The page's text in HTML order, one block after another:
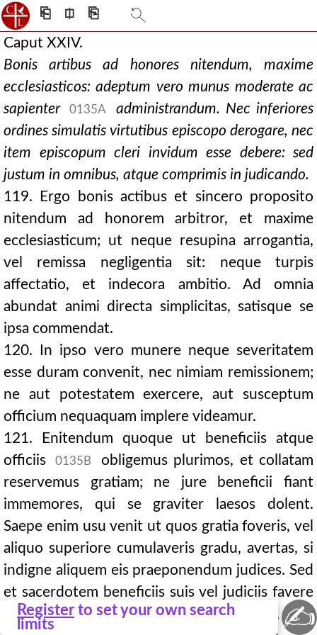
⎗ ⎅ ⎘
Register to set your own search
limits
Caput XXIV.
Bonis artibus ad honores nitendum, maxime
ecclesiasticos: adeptum vero munus moderate ac
sapienter
0135A
administrandum. Nec inferiores
ordines simulatis virtutibus episcopo derogare, nec
item episcopum cleri invidum esse debere: sed
justum in omnibus, atque comprimis in judicando.
119. Ergo bonis actibus et sincero proposito
nitendum ad honorem arbitror, et maxime
ecclesiasticum; ut neque resupina arrogantia,
vel remissa negligentia sit: neque turpis
affectatio, et indecora ambitio. Ad omnia
abundat animi directa simplicitas, satisque se
ipsa commendat.
120. In ipso vero munere neque severitatem
esse duram convenit, nec nimiam remissionem;
ne aut potestatem exercere, aut susceptum
officium nequaquam implere videamur.
121. Enitendum quoque ut beneficiis atque
officiis
0135B
obligemus plurimos, et collatam
reservemus gratiam; ne jure beneficii fiant
immemores, qui se graviter laesos dolent.
Saepe enim usu venit ut quos gratia foveris, vel
aliquo superiore cumulaveris gradu, avertas, si
indigne aliquem eis praeponendum judices. Sed
et sacerdotem beneficiis suis vel judiciis favere
convenit, ut aequitatem custodiat, et
✍